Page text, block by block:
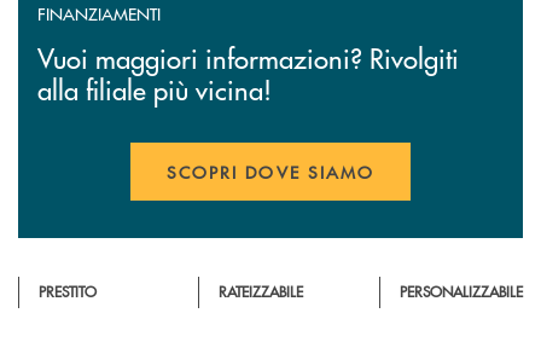
FINANZIAMENTI
Vuoi maggiori informazioni? Rivolgiti
alla filiale più vicina!
SCOPRI DOVE SIAMO
PRESTITO RATEIZZABILE PERSONALIZZABILE